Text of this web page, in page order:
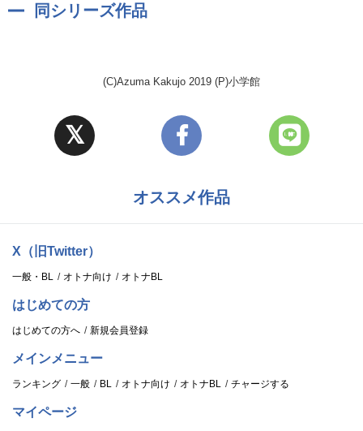
同シリーズ作品
(C)Azuma Kakujo 2019 (P)小学館
オススメ作品
X（旧Twitter）
一般・BL オトナ向け オトナBL
はじめての方
はじめての方へ 新規会員登録
メインメニュー
ランキング 一般 BL オトナ向け オトナBL チャージする
マイページ